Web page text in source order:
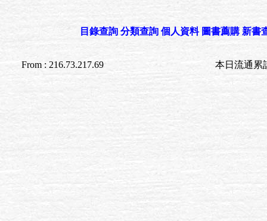
目錄查詢 分類查詢 個人資料 圖書薦購 新書
From : 216.73.217.69 本日流通累計